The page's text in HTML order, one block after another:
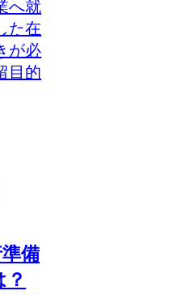
へ就
た在
が必
目的
備